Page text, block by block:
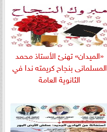
«الميدان» تهنئ الأستاذ محمد
المسلمانى بنجاح كريمته ندا في
الثانوية العامة